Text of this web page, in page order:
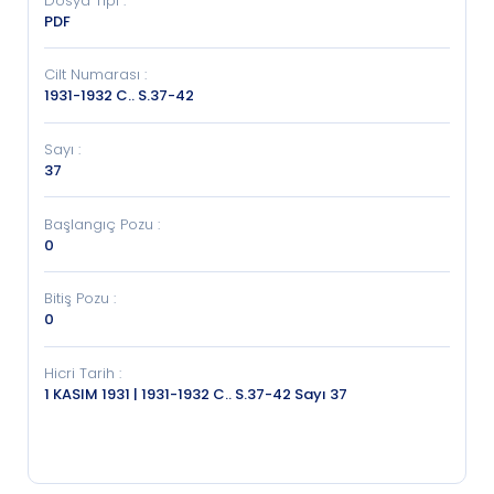
PDF
Cilt Numarası :
1931-1932 C.. S.37-42
Sayı :
37
Başlangıç Pozu :
0
Bitiş Pozu :
0
Hicri Tarih :
1 KASIM 1931 | 1931-1932 C.. S.37-42 Sayı 37